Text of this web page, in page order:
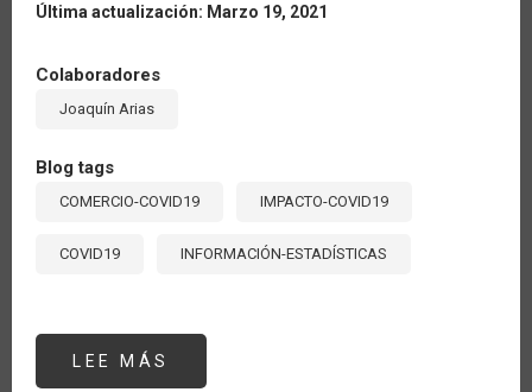
Última actualización: Marzo 19, 2021
Colaboradores
Joaquín Arias
Blog tags
COMERCIO-COVID19 IMPACTO-COVID19
COVID19 INFORMACIÓN-ESTADÍSTICAS
LEE MÁS